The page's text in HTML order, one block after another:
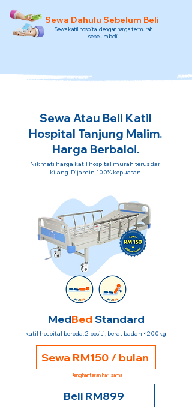
Sewa Dahulu Sebelum Beli
Sewa katil hospital dengan harga termurah
sebelum beli.
Sewa Atau Beli Katil
Hospital Tanjung Malim.
Harga Berbaloi.
Nikmati harga katil hospital murah terus dari
kilang. Dijamin 100% kepuasan.
MedBed Standard
katil hospital beroda, 2 posisi, berat badan <200kg
Sewa RM150 / bulan
Penghantaran hari sama
Beli RM899